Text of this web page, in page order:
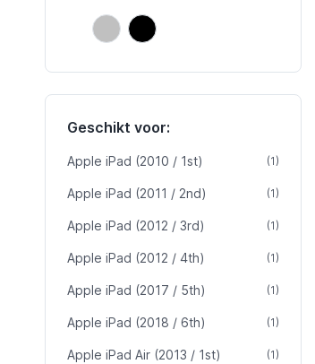
Zilver (Silver)
Zilver (Silver)
Zwart
Zwart
Geschikt voor:
Apple iPad (2010 / 1st) (1)product
Apple iPad (2011 / 2nd) (1)product
Apple iPad (2012 / 3rd) (1)product
Apple iPad (2012 / 4th) (1)product
Apple iPad (2017 / 5th) (1)product
Apple iPad (2018 / 6th) (1)product
Apple iPad Air (2013 / 1st) (1)product